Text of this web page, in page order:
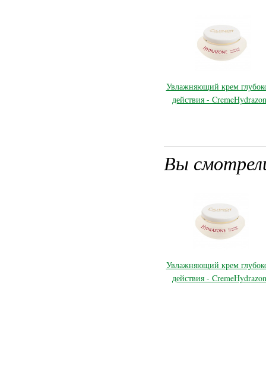
Увлажняющий крем
действия -
Вы
Увлажняющий крем
действия -